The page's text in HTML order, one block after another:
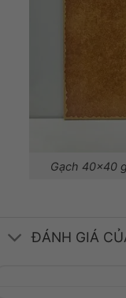
Gạch 40×40
ĐÁNH GIÁ